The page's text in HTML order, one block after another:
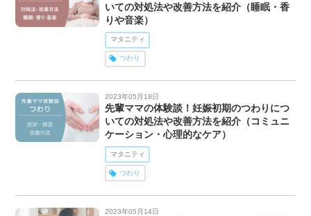
いての対処法や改善方法を紹介（睡眠・香
りや音楽）
マタニティ
つわり
2023年05月18日
先輩ママの体験談！妊娠初期のつわりにつ
いての対処法や改善方法を紹介（コミュニ
ケーション・心理的なケア）
マタニティ
つわり
2023年05月14日